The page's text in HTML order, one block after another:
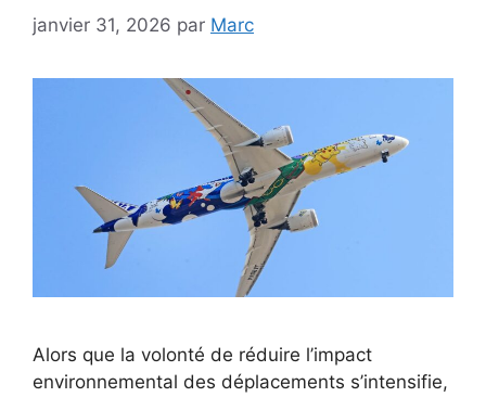
janvier 31, 2026 par Marc
Alors que la volonté de réduire l’impact
environnemental des déplacements s’intensifie,